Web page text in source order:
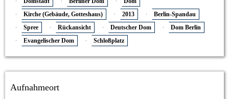
Kirche (Gebäude, Gotteshaus)
2013
Berlin-Spandau
Spree
Rückansicht Deutscher Dom
Dom Berlin
Evangelischer Dom
Schloßplatz
Aufnahmeort